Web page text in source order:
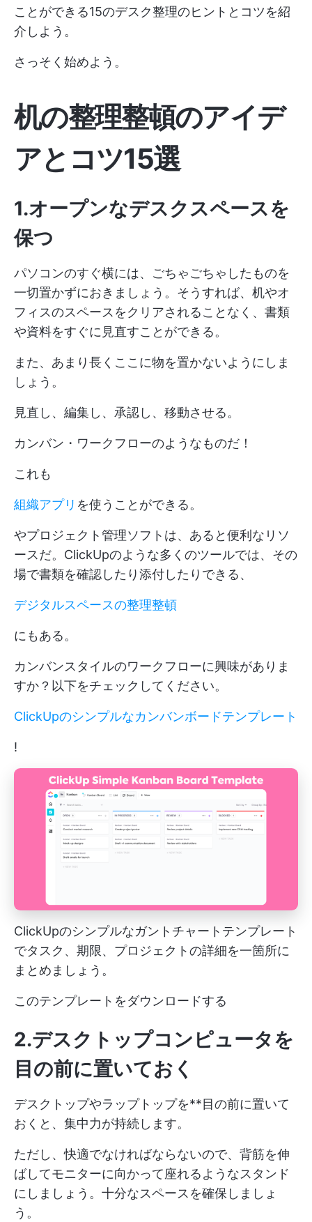
ことができる15のデスク整理のヒントとコツを紹
介しよう。
さっそく始めよう。
机の整理整頓のアイデ
アとコツ15選
1.オープンなデスクスペースを
保つ
パソコンのすぐ横には、ごちゃごちゃしたものを
一切置かずにおきましょう。そうすれば、机やオ
フィスのスペースをクリアされることなく、書類
や資料をすぐに見直すことができる。
また、あまり長くここに物を置かないようにしま
しょう。
見直し、編集し、承認し、移動させる。
カンバン・ワークフローのようなものだ！
これも
組織アプリ を使うことができる。
やプロジェクト管理ソフトは、あると便利なリソ
ースだ。ClickUpのような多くのツールでは、その
場で書類を確認したり添付したりできる、
デジタルスペースの整理整頓
にもある。
カンバンスタイルのワークフローに興味がありま
すか？以下をチェックしてください。
ClickUpのシンプルなカンバンボードテンプレート
!
ClickUpのシンプルなガントチャートテンプレート
でタスク、期限、プロジェクトの詳細を一箇所に
まとめましょう。
このテンプレートをダウンロードする
2.デスクトップコンピュータを
目の前に置いておく
デスクトップやラップトップを**目の前に置いて
おくと、集中力が持続します。
ただし、快適でなければならないので、背筋を伸
ばしてモニターに向かって座れるようなスタンド
にしましょう。十分なスペースを確保しましょ
う。